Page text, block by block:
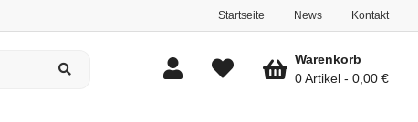
Startseite News Kontakt
Warenkorb
0 Artikel
0,00 €